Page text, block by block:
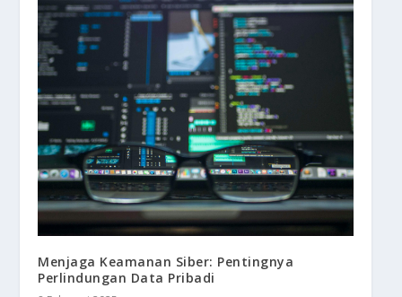
Menjaga Keamanan Siber: Pentingnya
Perlindungan Data Pribadi